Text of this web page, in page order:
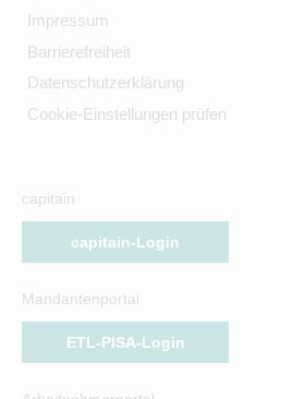
Impressum
Barrierefreiheit
Datenschutzerklärung
Cookie-Einstellungen prüfen
capitain
capitain-Login
Mandantenportal
ETL-PISA-Login